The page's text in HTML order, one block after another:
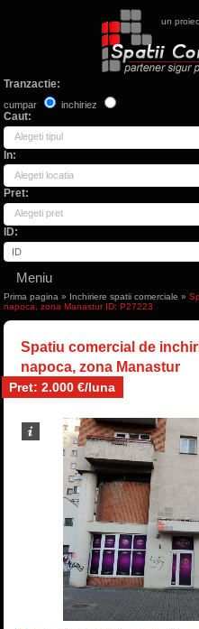
un
Tranzactie:
cumpar inchiriez
Caut:
Alegeti tipul
In:
Alegeti locatia
Pret:
Alegeti pret
ID:
Meniu
Prima pagina » Inchiriere spatii comerciale »
napoca, zona Manastur ID: P27223
Spatiu comercial de
napoca, zona Manastur
Pret: 2.000 €/luna